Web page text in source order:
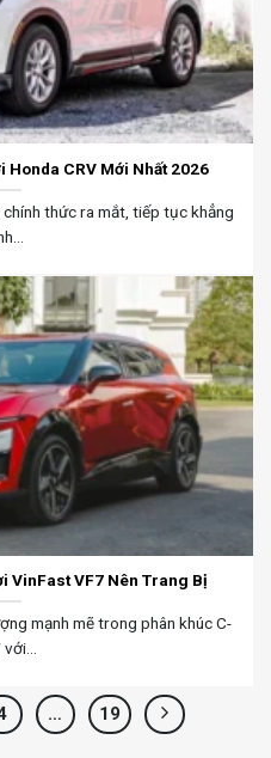
Honda CRV Mới Nhất 2026
thức ra mắt, tiếp tục khẳng
VinFast VF7 Nên Trang Bị
mạnh mẽ trong phân khúc C-
… 19